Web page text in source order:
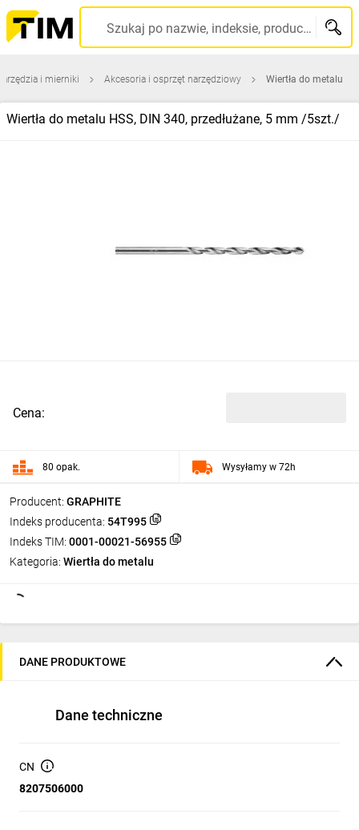
Szukaj po nazwie, indeksie, producencie, kodzie kreskowym...
i mierniki Akcesoria i osprzęt narzędziowy Wiertła do metalu
Wiertła do metalu HSS, DIN 340, przedłużane, 5 mm /5szt./
Producent: GRAPHITE
Indeks producenta: 54T995
Indeks TIM: 0001-00021-56955
Kategoria: Wiertła do metalu
Cena:
80 opak. Wysyłamy w 72h
DANE PRODUKTOWE
Dane techniczne
CN
8207506000